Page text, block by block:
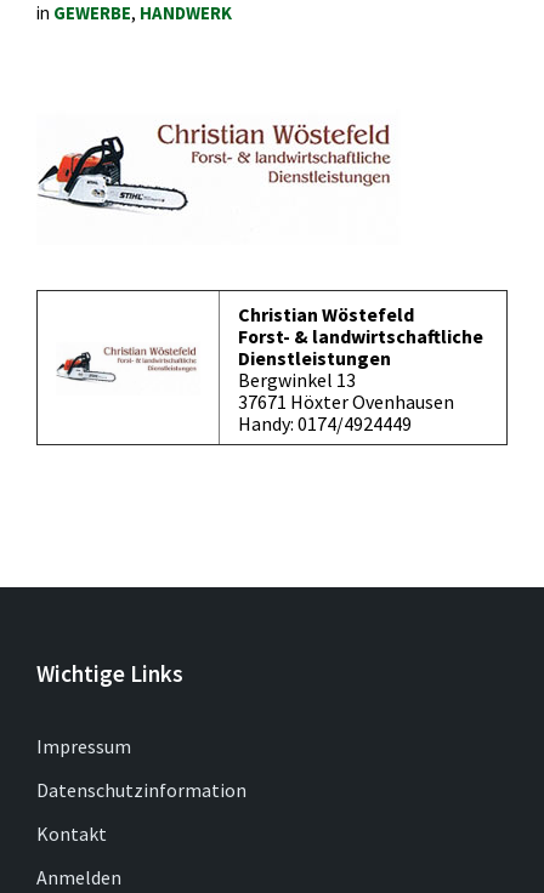
in GEWERBE, HANDWERK
Christian Wöstefeld
Forst- & landwirtschaftliche
Dienstleistungen
Bergwinkel 13
37671 Höxter Ovenhausen
Handy: 0174/4924449
Wichtige Links
Impressum
Datenschutzinformation
Kontakt
Anmelden